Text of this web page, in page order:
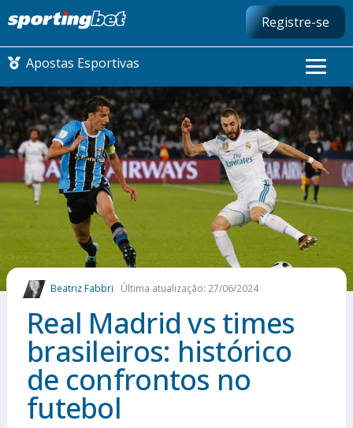
Registre-se
Apostas Esportivas
CONMEBOL LIBERTADORES
FUTEBOL NACIONAL
FUTEBOL INTERNACIONAL
COMO APOSTAR
MAIS ESPORTES
Beatriz Fabbri Última atualização: 27/06/2024
Real Madrid vs times
brasileiros: histórico
de confrontos no
futebol